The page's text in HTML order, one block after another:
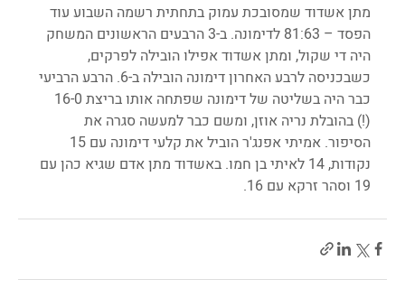
מתן אשדוד שמסובכת עמוק בתחתית רשמה השבוע עוד
הפסד – 81:63 לדימונה. ב-3 הרבעים הראשונים המשחק
היה די שקול, ומתן אשדוד אפילו הובילה לפרקים,
כשבכניסה לרבע האחרון דימונה הובילה ב-6. הרבע הרביעי
(!) בהובלת נריה אוזן, ומשם כבר למעשה סגרה את
נקודות, 14 לאיתי בן חמו. באשדוד מתן אדם שגיא כהן עם
19 וסהר זרקא עם 16.